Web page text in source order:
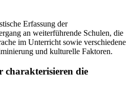
Erfassung der
an weiterführende Schulen, die
im Unterricht sowie verschiedene
und kulturelle Faktoren.
charakterisieren die